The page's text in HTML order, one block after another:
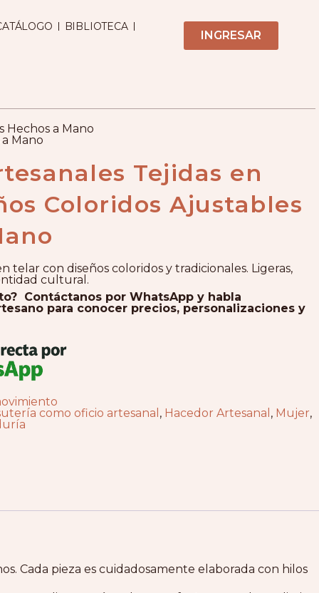
BIBLIOTECA
INGRESAR
Hechos a Mano
Mano
Tejidas en
Coloridos Ajustables
telar con diseños coloridos y tradicionales. Ligeras,
cultural.
Contáctanos por WhatsApp y habla
para conocer precios, personalizaciones y
como oficio artesanal , Hacedor Artesanal , Mujer,
Cada pieza es cuidadosamente elaborada con hilos